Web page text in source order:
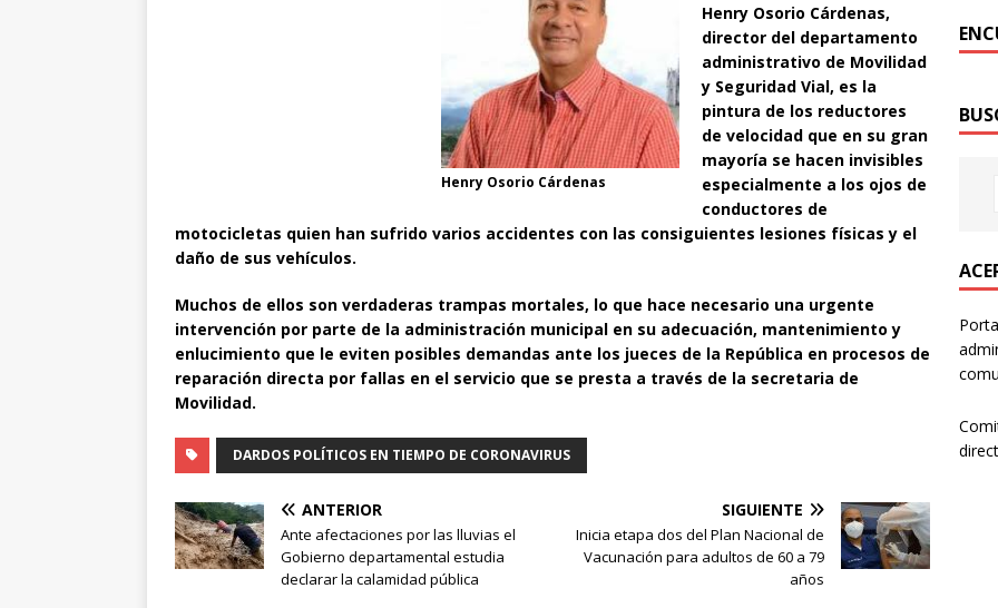
Henry Osorio Cárdenas
Henry Osorio Cárdenas,
director del departamento
administrativo de Movilidad
y Seguridad Vial, es la
pintura de los reductores
de velocidad que en su gran
mayoría se hacen invisibles
especialmente a los ojos de
conductores de
motocicletas quien han sufrido varios accidentes con las consiguientes lesiones físicas y el
daño de sus vehículos.
Muchos de ellos son verdaderas trampas mortales, lo que hace necesario una urgente
intervención por parte de la administración municipal en su adecuación, mantenimiento y
enlucimiento que le eviten posibles demandas ante los jueces de la República en procesos de
reparación directa por fallas en el servicio que se presta a través de la secretaria de
Movilidad.
DARDOS POLÍTICOS EN TIEMPO DE CORONAVIRUS
ANTERIOR
Ante afectaciones por las lluvias el
Gobierno departamental estudia
declarar la calamidad pública
SIGUIENTE
Inicia etapa dos del Plan Nacional de
Vacunación para adultos de 60 a 79
años